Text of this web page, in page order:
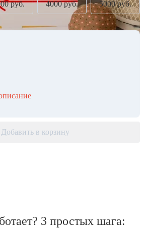
руб. 4000 руб. 5000 руб.
Добавить в корзину
3 простых шага: